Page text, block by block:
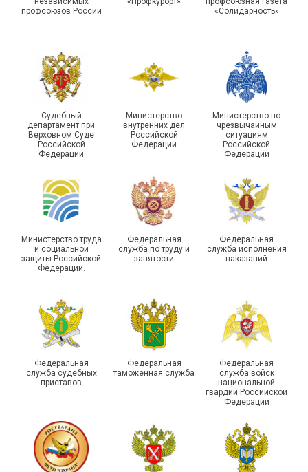
организации Профсоюза
области
Чествование ветеранов
боевых действий
Самарской области
Подписано соглашение с
Единство традиций и сила
организаций ГУФСИН
России по Пермскому
краю приняли участие в
туристическом слете
профсоюзов России
«Солидарность»
Судебный
департамент при
Верховном Суде
Российской
Федерации
Министерство
внутренних дел
Российской
Федерации
Министерство по
чрезвычайным
ситуациям
Российской
Федерации
Министерство труда
и социальной
защиты Российской
Федерации.
Федеральная
служба по труду и
занятости
Федеральная
служба исполнения
наказаний
Федеральная
служба судебных
приставов
Федеральная
таможенная служба
Федеральная
служба войск
национальной
гвардии Российской
Федерации